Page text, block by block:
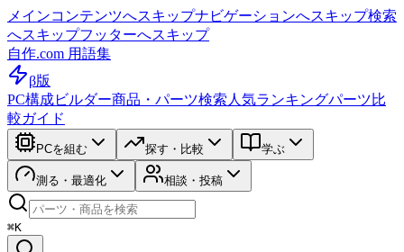
メインコンテンツへスキップナビゲーションへスキップ検索
へスキップフッターへスキップ
自作.com 用語集
β版
PC構成ビルダー商品・パーツ検索 人気ランキングパーツ比
較ガイド
PCを組む 探す・比較 学ぶ
測る・最適化 相談・投稿
⌘K